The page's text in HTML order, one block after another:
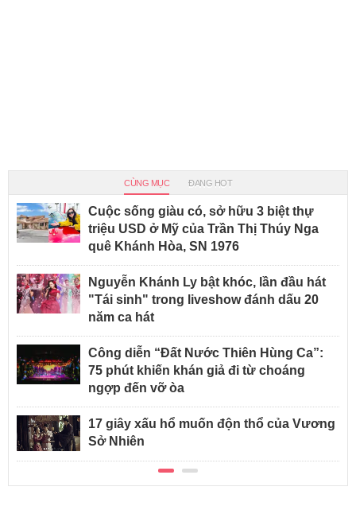
CÙNG MỤC ĐANG HOT
Cuộc sống giàu có, sở hữu 3 biệt thự
triệu USD ở Mỹ của Trần Thị Thúy Nga
quê Khánh Hòa, SN 1976
Nguyễn Khánh Ly bật khóc, lần đầu hát
"Tái sinh" trong liveshow đánh dấu 20
năm ca hát
Công diễn “Đất Nước Thiên Hùng Ca”:
75 phút khiến khán giả đi từ choáng
ngợp đến vỡ òa
17 giây xấu hổ muốn độn thổ của Vương
Sở Nhiên